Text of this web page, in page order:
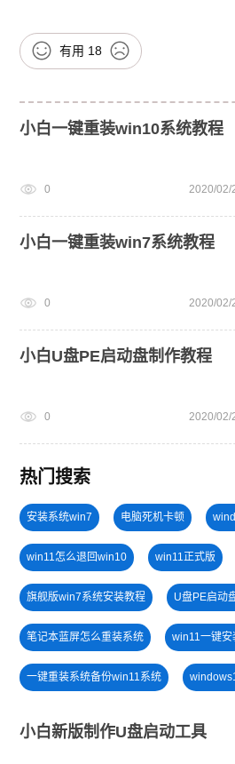
有用 18
小白一键重装win10系统教程
0 2020/02/
小白一键重装win7系统教程
0 2020/02/
小白U盘PE启动盘制作教程
0 2020/02/
热门搜索
安装系统win7 电脑死机卡顿
win11怎么退回win10 win11正式版
旗舰版win7系统安装教程 U盘PE启动
笔记本蓝屏怎么重装系统 win11一键安
一键重装系统备份win11系统
小白新版制作U盘启动工具